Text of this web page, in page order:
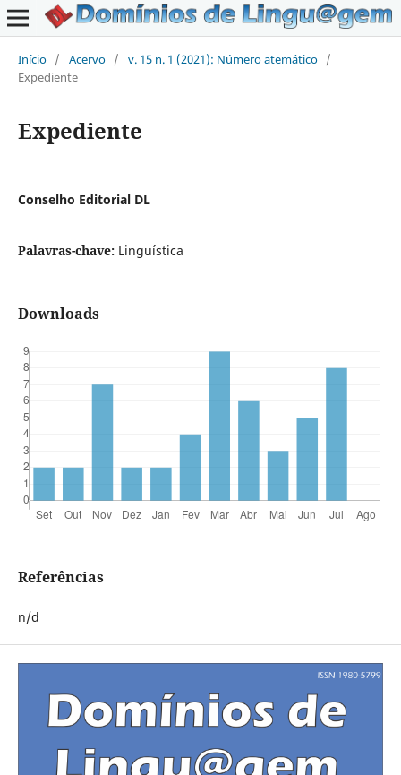
Início / Acervo / v. 15 n. 1 (2021): Número atemático /
Expediente
Expediente
Conselho Editorial DL
Palavras-chave: Linguística
Downloads
Referências
n/d